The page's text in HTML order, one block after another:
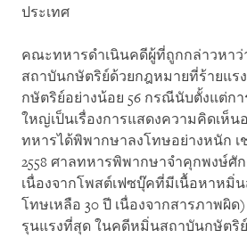
ประเทศ
คณะทหารดำเนินคดีผู้ที่ถูกกล่าวหา
สถาบันกษัตริย์ด้วยกฎหมายที่ร้ายแ
กษัตริย์อย่างน้อย 56 กรณีนับตั้งแต่ก
ใหญ่เป็นเรื่องการแสดงความคิดเห็น
ทหารได้พิพากษาลงโทษอย่างหนัก เ
2558 ศาลทหารพิพากษาจำคุกพงษ์ศั
เนื่องจากโพสต์เฟซบุ๊คที่มีเนื้อหาหมิ่
โทษเหลือ 30 ปี เนื่องจากสารภาพผิด
รุนแรงที่สุด ในคดีหมิ่นสถาบันกษัตริย์